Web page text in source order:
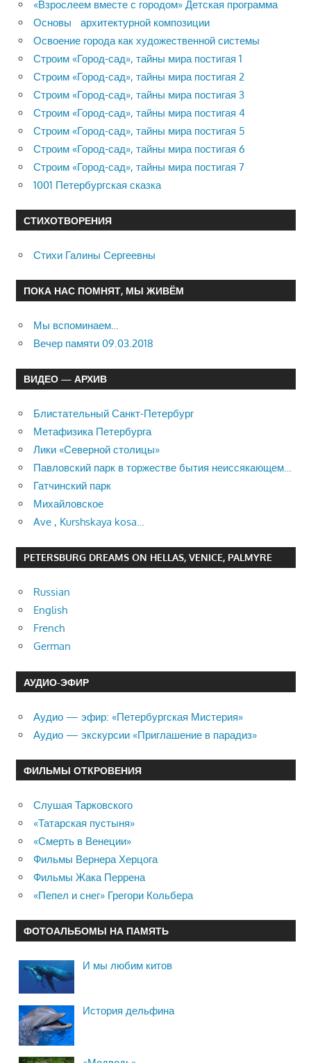
«Взрослеем вместе с городом» Детская программа
Основы архитектурной композиции
Освоение города как художественной системы
Строим «Город-сад», тайны мира постигая 1
Строим «Город-сад», тайны мира постигая 2
Строим «Город-сад», тайны мира постигая 3
Строим «Город-сад», тайны мира постигая 4
Строим «Город-сад», тайны мира постигая 5
Строим «Город-сад», тайны мира постигая 6
Строим «Город-сад», тайны мира постигая 7
1001 Петербургская сказка
СТИХОТВОРЕНИЯ
Стихи Галины Сергеевны
ПОКА НАС ПОМНЯТ, МЫ ЖИВЁМ
Мы вспоминаем…
Вечер памяти 09.03.2018
ВИДЕО — АРХИВ
Блистательный Санкт-Петербург
Метафизика Петербурга
Лики «Северной столицы»
Павловский парк в торжестве бытия неиссякающем…
Гатчинский парк
Михайловское
Ave , Kurshskaya kosa…
PETERSBURG DREAMS ON HELLAS, VENICE, PALMYRE
Russian
English
French
German
АУДИО-ЭФИР
Аудио — эфир: «Петербургская Мистерия»
Аудио — экскурсии «Приглашение в парадиз»
ФИЛЬМЫ ОТКРОВЕНИЯ
Слушая Тарковского
«Татарская пустыня»
«Смерть в Венеции»
Фильмы Вернера Херцога
Фильмы Жака Перрена
«Пепел и снег» Грегори Кольбера
ФОТОАЛЬБОМЫ НА ПАМЯТЬ
И мы любим китов
История дельфина